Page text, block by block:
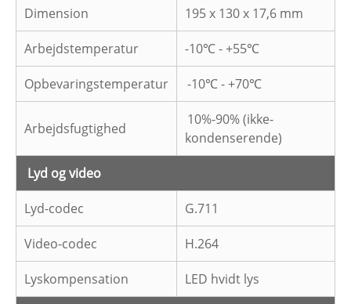
Dimension 195 x 130 x 17,6 mm
Arbejdstemperatur -10℃ - +55℃
Opbevaringstemperatur -10℃ - +70℃
Arbejdsfugtighed
10%-90% (ikke-
kondenserende)
Lyd og video
Lyd-codec G.711
Video-codec H.264
Lyskompensation LED hvidt lys